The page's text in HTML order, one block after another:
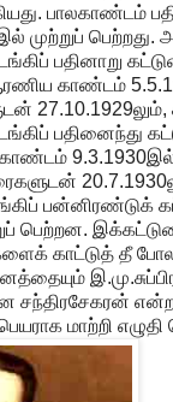
பாலகாண்டம்
முற்றுப்
பதினாறு
காண்டம்
பதினைந்து
காண்டம்
பன்னிரண்டுக்
பெற்றன.
காட்டுத் தீ போல
என்ற
மாற்றி எழுதி